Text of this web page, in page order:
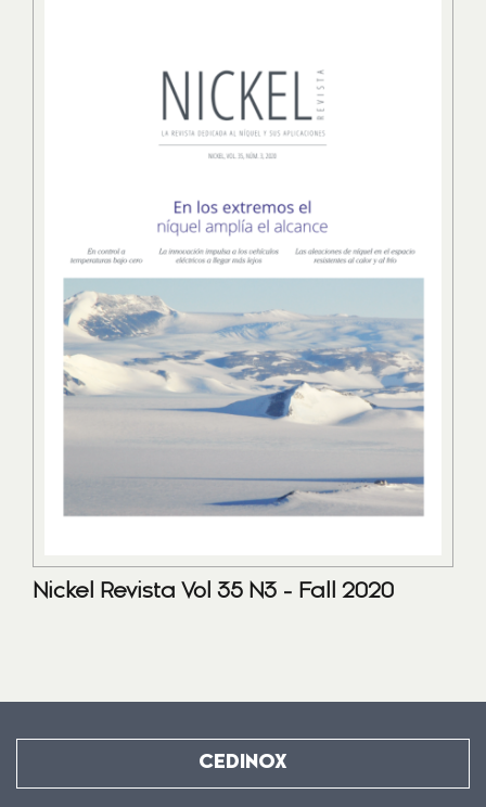
Nickel Revista Vol 35 N3 - Fall 2020
CEDINOX